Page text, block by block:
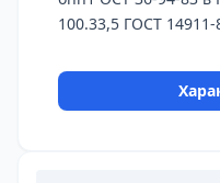
100.33,5 ГОСТ
Деловые Линии